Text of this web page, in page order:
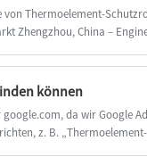
von Thermoelement-
Zhengzhou, China –
in bekannt zu geben
können
da wir Google
z. B.